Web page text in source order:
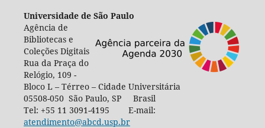
Universidade de São Paulo
Agência de
Bibliotecas e
Coleções Digitais
Rua da Praça do
Relógio, 109 -
Bloco L – Térreo – Cidade Universitária
05508-050 São Paulo, SP Brasil
Tel: +55 11 3091-4195 E-mail:
atendimento@abcd.usp.br